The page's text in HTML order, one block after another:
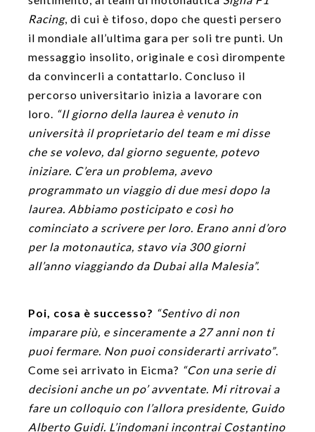
Racing, di cui è tifoso, dopo che questi persero
il mondiale all’ultima gara per soli tre punti. Un
messaggio insolito, originale e così dirompente
da convincerli a contattarlo. Concluso il
percorso universitario inizia a lavorare con
loro. “Il giorno della laurea è venuto in
università il proprietario del team e mi disse
che se volevo, dal giorno seguente, potevo
iniziare. C’era un problema, avevo
programmato un viaggio di due mesi dopo la
laurea. Abbiamo posticipato e così ho
cominciato a scrivere per loro. Erano anni d’oro
per la motonautica, stavo via 300 giorni
all’anno viaggiando da Dubai alla Malesia”.
Poi, cosa è successo? “Sentivo di non
imparare più, e sinceramente a 27 anni non ti
puoi fermare. Non puoi considerarti arrivato”.
Come sei arrivato in Eicma? “Con una serie di
decisioni anche un po’ avventate. Mi ritrovai a
fare un colloquio con l’allora presidente, Guido
Alberto Guidi. L’indomani incontrai Costantino